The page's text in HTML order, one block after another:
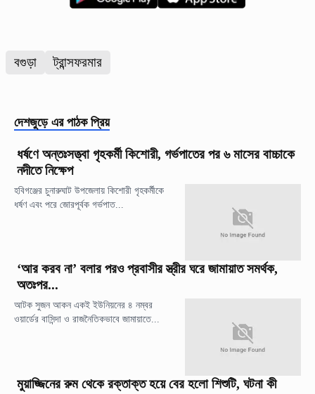
বগুড়া ট্রান্সফরমার
দেশজুড়ে এর পাঠক প্রিয়
ধর্ষণে অন্তঃসত্ত্বা গৃহকর্মী কিশোরী, গর্ভপাতের পর ৬ মাসের বাচ্চাকে
নদীতে নিক্ষেপ
হবিগঞ্জের চুনারুঘাট উপজেলায় কিশোরী গৃহকর্মীকে
ধর্ষণ এবং পরে জোরপূর্বক গর্ভপাত...
‘আর করব না’ বলার পরও প্রবাসীর স্ত্রীর ঘরে জামায়াত সমর্থক,
অতঃপর...
আটক সুজন আকন একই ইউনিয়নের ৪ নম্বর
ওয়ার্ডের বাসিন্দা ও রাজনৈতিকভাবে জামায়াতে...
মুয়াজ্জিনের রুম থেকে রক্তাক্ত হয়ে বের হলো শিশুটি, ঘটনা কী